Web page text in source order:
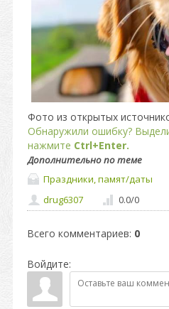
Фото из открытых
Обнаружили ошибку?
нажмите Ctrl+Enter.
Дополнительно по теме
Праздники, памят/даты
drug6307
0.0/0
Всего комментариев: 0
Войдите: